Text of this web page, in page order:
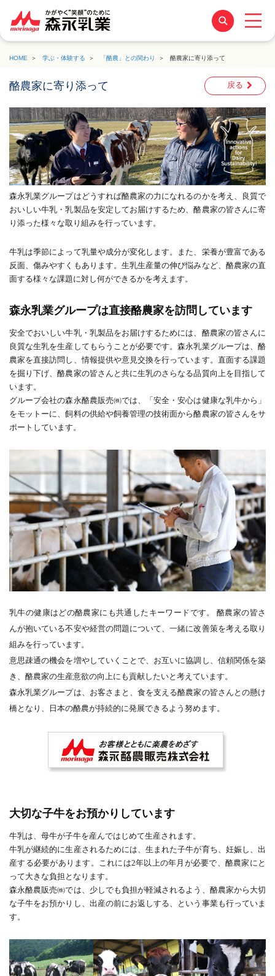
HOME 学ぶ・体験する 「酪農」との関わり 酪農家に寄り添って
酪農家に寄り添って 戻る
森永乳業グループはどうすれば酪農家の力になれるのかを考え、良質で
おいしい牛乳・乳製品を安定してお届けするため、酪農家の皆さんに寄
り添った様々な取り組みを行っています。
牛乳は季節によって乳量や成分が変化します。また、栄養が豊富である
反面、傷みやすくもあります。生乳生産量の伸び悩みなど、酪農家の直
面する様々な課題に対し何ができるかを考えます。
森永乳業グループは直接酪農家を訪問しています
安全でおいしい牛乳・乳製品をお届けするためには、酪農家の皆さんに
良質な生乳を生産してもらうことが必要です。森永乳業グループは、酪
農家を直接訪問し、情報提供や意見交換を行っています。直面する課題
を掘り下げ、酪農家の皆さんと共に生乳のさらなる品質向上を目指して
います。
グループ会社の森永酪農販売㈱では、「安全・安心は健康な乳牛から」
をモットーに、飼料の供給や飼養管理の技術面から酪農家の皆さんをサ
ポートしています。
乳牛の健康はどの酪農家にも共通したキーワードです。 酪農家の皆さ
んが抱いている不安や経営の問題について、一緒に改善策を考える取り
組みを行っています。
意思疎通の機会を増やしていくことで、お互いに協調し、信頼関係を築
き、酪農家の生産意欲の向上にも貢献したいと考えています。
森永乳業グループは、お客さまと、食を支える酪農家の皆さんとの懸け
橋となり、日本の酪農が持続的に発展できるよう努めます。
大切な子牛をお預かりしています
牛乳は、母牛が子牛を産んではじめて生産されます。
牛乳が継続的に生産されるためには、生まれた子牛が育ち、妊娠し、出
産する必要があります。これには2年以上の年月が必要で、酪農家にと
って大きな負担となります。
森永酪農販売㈱では、少しでも負担が軽減されるよう、酪農家から大切
な子牛をお預かりし、出産の前にお返しする、という事業も行っていま
す。